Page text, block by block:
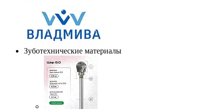
Зуботехнические материалы